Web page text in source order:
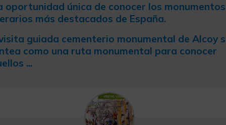
oportunidad única de conocer los monumentos
más destacados de España.
guiada cementerio monumental de Alcoy
como una ruta monumental para conocer
...